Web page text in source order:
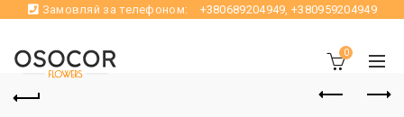
Замовляй за телефоном: +380689204949,+380959204949
0